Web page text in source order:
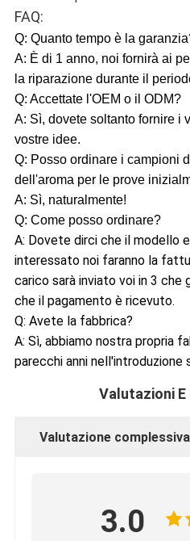
FAQ:
Q: Quanto tempo è la
A: È di 1 anno, noi fornirà ai
la riparazione durante il
Q: Accettate l'OEM o il ODM?
A: Sì, dovete soltanto fornire i
vostre idee.
Q: Posso ordinare i campioni
dell'aroma per le prove
A: Sì, naturalmente!
Q: Come posso ordinare?
A: Dovete dirci che il modello
interessato noi faranno la
carico sarà inviato voi in 3 che
che il pagamento è ricevuto.
Q: Avete la fabbrica?
A: Sì, abbiamo nostra propria
parecchi anni
Valutazioni E
Valutazione complessiva
3.0